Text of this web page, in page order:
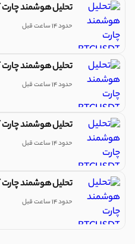
تحلیل هوشمند چارت BTCUSDT
حدود 14 ساعت قبل
تحلیل هوشمند چارت BTCUSDT
حدود 14 ساعت قبل
تحلیل هوشمند چارت BTCUSDT
حدود 14 ساعت قبل
تحلیل هوشمند چارت BTCUSDT
حدود 14 ساعت قبل